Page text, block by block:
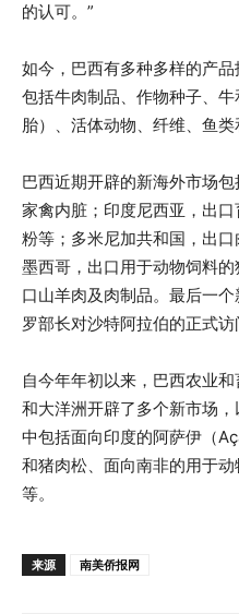
的认可。”
如今，巴西有多种多样的产
包括牛肉制品、作物种子、
胎）、活体动物、纤维、鱼类
巴西近期开辟的新海外市场
家禽内脏；印度尼西亚，出
粉等；多米尼加共和国，出
墨西哥，出口用于动物饲料
口山羊肉及肉制品。最后一
罗部长对沙特阿拉伯的正式访
自今年年初以来，巴西农业
和大洋洲开辟了多个新市场
中包括面向印度的阿萨伊（
和猪肉松、面向南非的用于
等。
来源 南美侨报网